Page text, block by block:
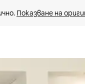
Показване на